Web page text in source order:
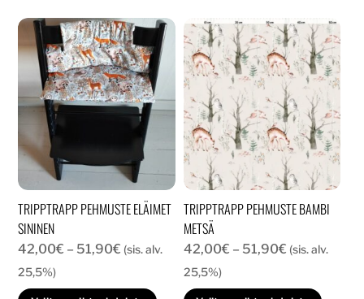
TRIPPTRAPP PEHMUSTE ELÄIMET
SININEN
42,00€ – 51,90€ Hintaluokka:
-
(sis. alv.
25,5%)
TRIPPTRAPP PEHMUSTE BAMBI
METSÄ
42,00€ – 51,90€Hintaluokka:
-
(sis. alv.
25,5%)